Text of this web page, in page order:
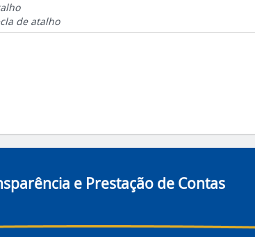
de atalho
e Prestação de Contas